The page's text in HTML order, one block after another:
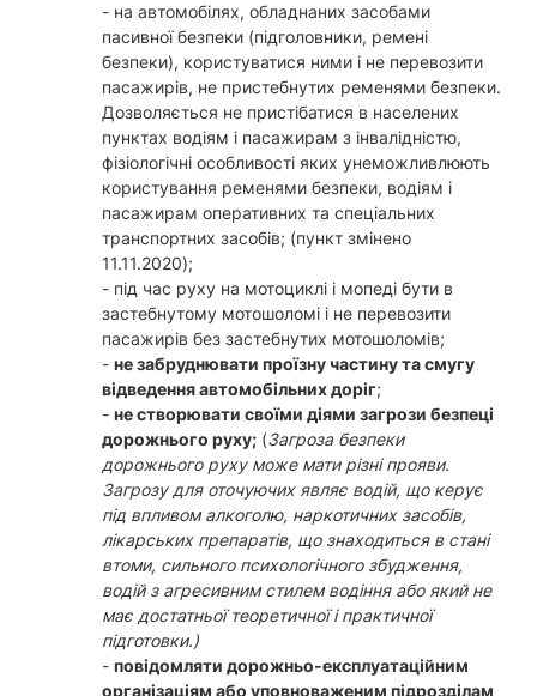
- на автомобілях, обладнаних засобами
пасивної безпеки (підголовники, ремені
безпеки), користуватися ними і не перевозити
пасажирів, не пристебнутих ременями безпеки.
Дозволяється не пристібатися в населених
пунктах водіям і пасажирам з інвалідністю,
фізіологічні особливості яких унеможливлюють
користування ременями безпеки, водіям і
пасажирам оперативних та спеціальних
транспортних засобів; (пункт змінено
11.11.2020);
- під час руху на мотоциклі і мопеді бути в
застебнутому мотошоломі і не перевозити
пасажирів без застебнутих мотошоломів;
- не забруднювати проїзну частину та смугу
відведення автомобільних доріг;
- не створювати своїми діями загрози безпеці
дорожнього руху; (Загроза безпеки
дорожнього руху може мати різні прояви.
Загрозу для оточуючих являє водій, що керує
під впливом алкоголю, наркотичних засобів,
лікарських препаратів, що знаходиться в стані
втоми, сильного психологічного збудження,
водій з агресивним стилем водіння або який не
має достатньої теоретичної і практичної
підготовки.)
- повідомляти дорожньо-експлуатаційним
організаціям або уповноваженим підрозділам